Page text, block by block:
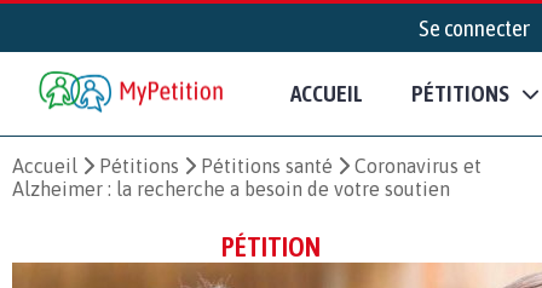
Se connecter
ACCUEIL PÉTITIONS
Accueil Pétitions Pétitions santé
Coronavirus et
Alzheimer : la recherche a besoin de votre soutien
PÉTITION